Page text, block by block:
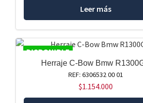
Leer más
DISPONIBLE
Herraje C-Bow Bmw
REF: 6306532 00 01
$1.154.000